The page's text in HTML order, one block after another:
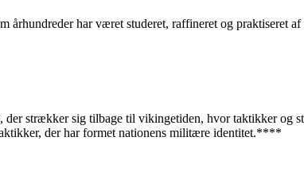
århundreder har været studeret, raffineret og praktiseret
strækker sig tilbage til vikingetiden, hvor taktikker og
der har formet nationens militære identitet.****